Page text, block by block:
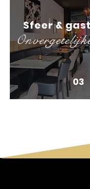
03
Sfeer &